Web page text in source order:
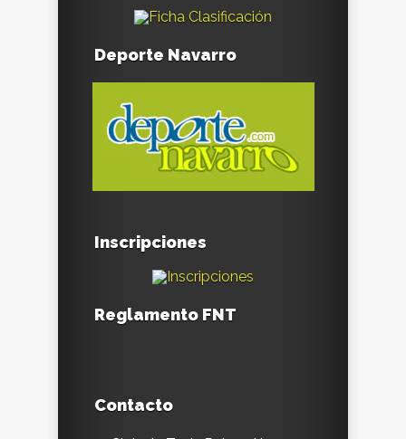
Deporte Navarro
Inscripciones
Reglamento FNT
Contacto